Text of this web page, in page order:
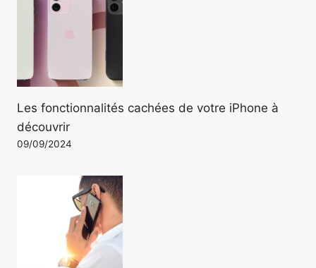
Les fonctionnalités cachées de votre iPhone à
découvrir
09/09/2024